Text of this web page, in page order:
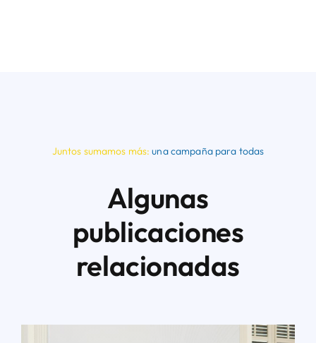
Juntos sumamos más:una campaña para todas
Algunas
publicaciones
relacionadas